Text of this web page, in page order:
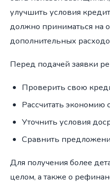
улучшить условия
должно приниматься на
дополнительных
Перед подачей заявки
Проверить свою
Рассчитать экономию
Уточнить условия
Сравнить
Для получения более
целом, а также о